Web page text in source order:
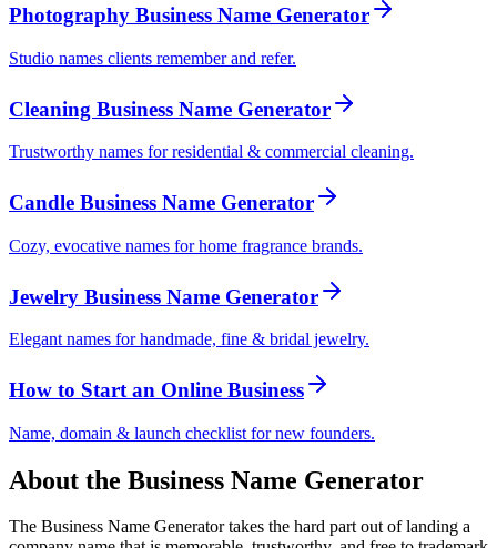
Photography Business Name Generator
Studio names clients remember and refer.
Cleaning Business Name Generator
Trustworthy names for residential & commercial cleaning.
Candle Business Name Generator
Cozy, evocative names for home fragrance brands.
Jewelry Business Name Generator
Elegant names for handmade, fine & bridal jewelry.
How to Start an Online Business
Name, domain & launch checklist for new founders.
About the Business Name Generator
The Business Name Generator takes the hard part out of landing a